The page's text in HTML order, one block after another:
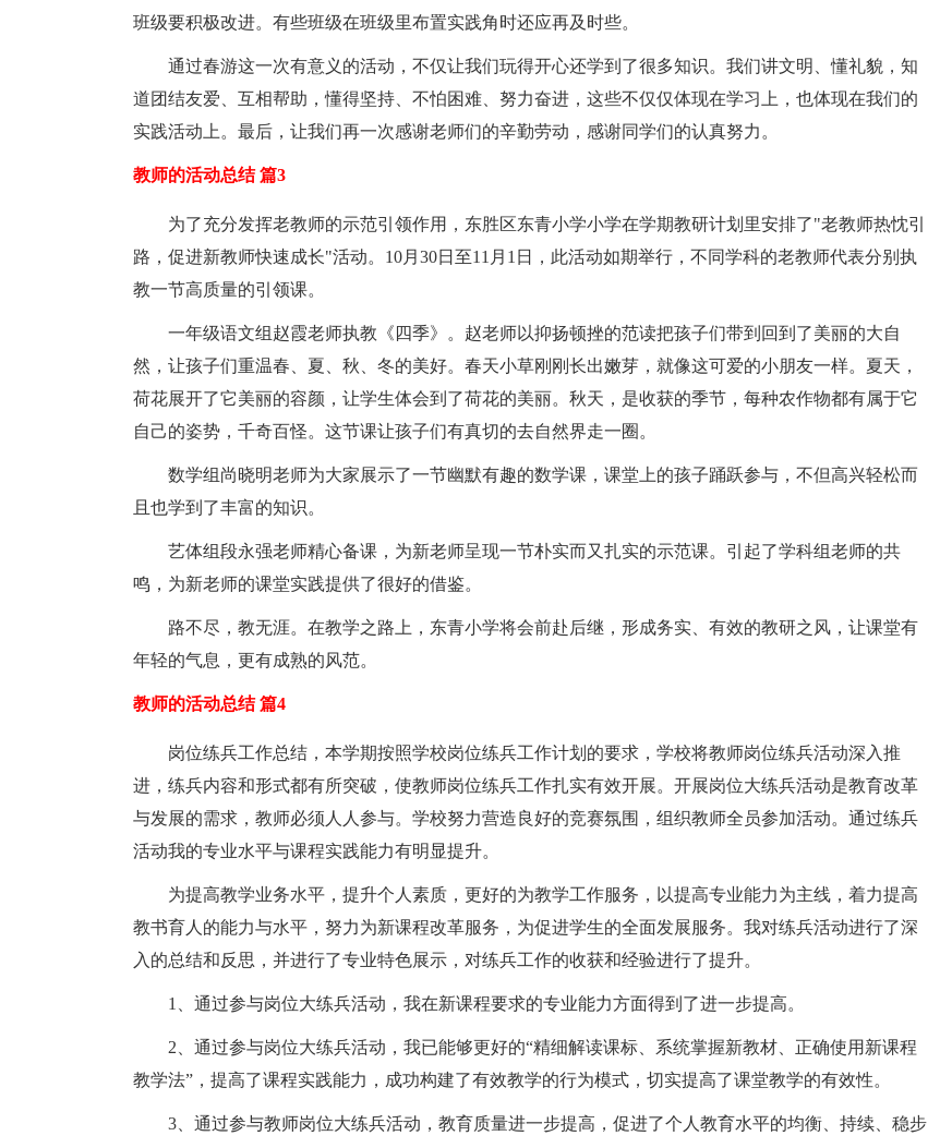
班级要积极改进。有些班级在班级里布置实践角时还应再及时些。
通过春游这一次有意义的活动，不仅让我们玩得开心还学到了很多知识。我们讲文明、懂礼貌，知
道团结友爱、互相帮助，懂得坚持、不怕困难、努力奋进，这些不仅仅体现在学习上，也体现在我们的
实践活动上。最后，让我们再一次感谢老师们的辛勤劳动，感谢同学们的认真努力。
教师的活动总结 篇3
为了充分发挥老教师的示范引领作用，东胜区东青小学小学在学期教研计划里安排了"老教师热忱引
路，促进新教师快速成长"活动。10月30日至11月1日，此活动如期举行，不同学科的老教师代表分别执
教一节高质量的引领课。
一年级语文组赵霞老师执教《四季》。赵老师以抑扬顿挫的范读把孩子们带到回到了美丽的大自
然，让孩子们重温春、夏、秋、冬的美好。春天小草刚刚长出嫩芽，就像这可爱的小朋友一样。夏天，
荷花展开了它美丽的容颜，让学生体会到了荷花的美丽。秋天，是收获的季节，每种农作物都有属于它
自己的姿势，千奇百怪。这节课让孩子们有真切的去自然界走一圈。
数学组尚晓明老师为大家展示了一节幽默有趣的数学课，课堂上的孩子踊跃参与，不但高兴轻松而
且也学到了丰富的知识。
艺体组段永强老师精心备课，为新老师呈现一节朴实而又扎实的示范课。引起了学科组老师的共
鸣，为新老师的课堂实践提供了很好的借鉴。
路不尽，教无涯。在教学之路上，东青小学将会前赴后继，形成务实、有效的教研之风，让课堂有
年轻的气息，更有成熟的风范。
教师的活动总结 篇4
岗位练兵工作总结，本学期按照学校岗位练兵工作计划的要求，学校将教师岗位练兵活动深入推
进，练兵内容和形式都有所突破，使教师岗位练兵工作扎实有效开展。开展岗位大练兵活动是教育改革
与发展的需求，教师必须人人参与。学校努力营造良好的竞赛氛围，组织教师全员参加活动。通过练兵
活动我的专业水平与课程实践能力有明显提升。
为提高教学业务水平，提升个人素质，更好的为教学工作服务，以提高专业能力为主线，着力提高
教书育人的能力与水平，努力为新课程改革服务，为促进学生的全面发展服务。我对练兵活动进行了深
入的总结和反思，并进行了专业特色展示，对练兵工作的收获和经验进行了提升。
1、通过参与岗位大练兵活动，我在新课程要求的专业能力方面得到了进一步提高。
2、通过参与岗位大练兵活动，我已能够更好的“精细解读课标、系统掌握新教材、正确使用新课程
教学法”，提高了课程实践能力，成功构建了有效教学的行为模式，切实提高了课堂教学的有效性。
3、通过参与教师岗位大练兵活动，教育质量进一步提高，促进了个人教育水平的均衡、持续、稳步